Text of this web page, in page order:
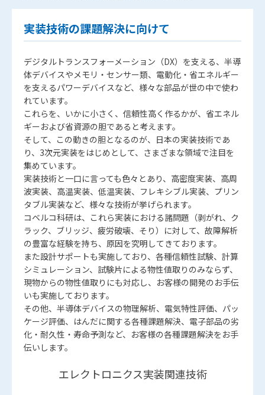
実装技術の課題解決に向けて
デジタルトランスフォーメーション（DX）を支える、半導
体デバイスやメモリ・センサー類、電動化・省エネルギー
を支えるパワーデバイスなど、様々な部品が世の中で使わ
れています。
これらを、いかに小さく、信頼性高く作るかが、省エネル
ギーおよび省資源の胆であると考えます。
そして、この動きの胆となるのが、日本の実装技術であ
り、3次元実装をはじめとして、さまざまな領域で注目を
集めています。
実装技術と一口に言っても色々とあり、高密度実装、高周
波実装、高温実装、低温実装、フレキシブル実装、プリン
タブル実装など、様々な技術が挙げられます。
コベルコ科研は、これら実装における諸問題（剥がれ、ク
ラック、ブリッジ、疲労破壊、そり）に対して、故障解析
の豊富な経験を持ち、原因を究明してきております。
また設計サポートも実施しており、各種信頼性試験、計算
シミュレーション、試験片による物性値取りのみならず、
現物からの物性値取りにも対応し、お客様の開発のお手伝
いも実施しております。
その他、半導体デバイスの物理解析、電気特性評価、パッ
ケージ評価、はんだに関する各種課題解決、電子部品の劣
化・耐久性・寿命予測など、お客様の各種課題解決をお手
伝いします。
エレクトロニクス実装関連技術